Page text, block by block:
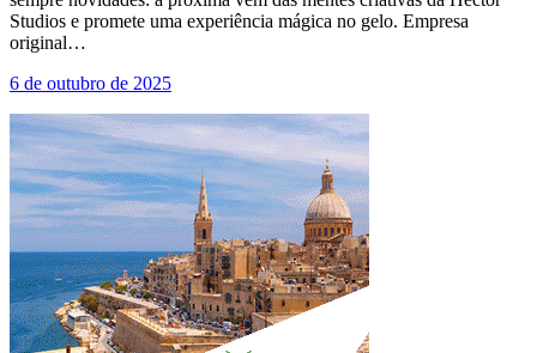
Studios e promete uma experiência mágica no gelo. Empresa
original…
6 de outubro de 2025